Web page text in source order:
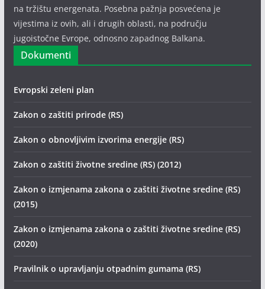
na tržištu energenata. Posebna pažnja posvećena je
vijestima iz ovih, ali i drugih oblasti, na području
jugoistočne Evrope, odnosno zapadnog Balkana.
Dokumenti
Evropski zeleni plan
Zakon o zaštiti prirode (RS)
Zakon o obnovljivim izvorima energije (RS)
Zakon o zaštiti životne sredine (RS) (2012)
Zakon o izmjenama zakona o zaštiti životne sredine (RS)
(2015)
Zakon o izmjenama zakona o zaštiti životne sredine (RS)
(2020)
Pravilnik o upravljanju otpadnim gumama (RS)